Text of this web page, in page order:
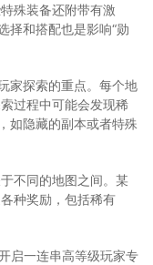
殊装备还附带有激
择和搭配也是影响“勋
家探索的重点。每个地
过程中可能会发现稀
如隐藏的副本或者特殊
不同的地图之间。某
种奖励，包括稀有
启一连串高等级玩家专